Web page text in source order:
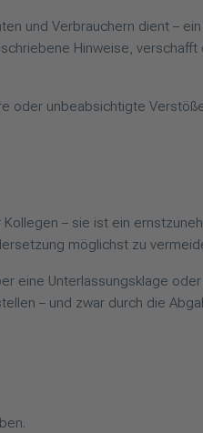
und Verbrauchern dient –
Hinweise,
unbeabsichtigte
– sie ist ein
möglichst zu
Unterlassungsklage
– und zwar durch die